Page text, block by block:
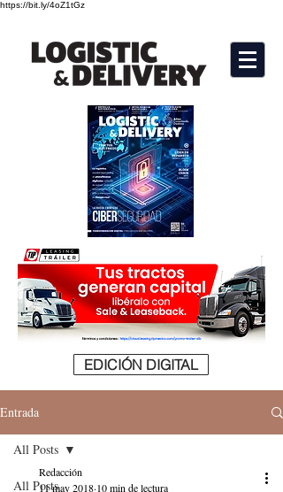
https://bit.ly/4oZ1tGz
EDICIÓN DIGITAL
Entrada
All Posts
All Posts
Redacción
11 may 2018 10 min de lectura